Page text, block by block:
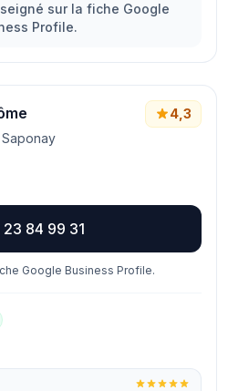
sur la fiche Google
Profile.
Saponay
4,3
84 99 31
Google Business Profile.